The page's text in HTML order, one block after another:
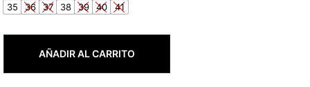
35 36 37 38 39 40 41
AÑADIR AL CARRITO